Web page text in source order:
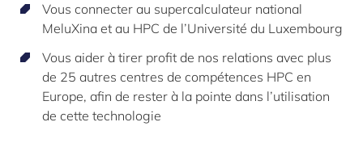
Vous connecter au supercalculateur national
MeluXina et au HPC de l’Université du Luxembourg
Vous aider à tirer profit de nos relations avec plus
de 25 autres centres de compétences HPC en
Europe, afin de rester à la pointe dans l’utilisation
de cette technologie